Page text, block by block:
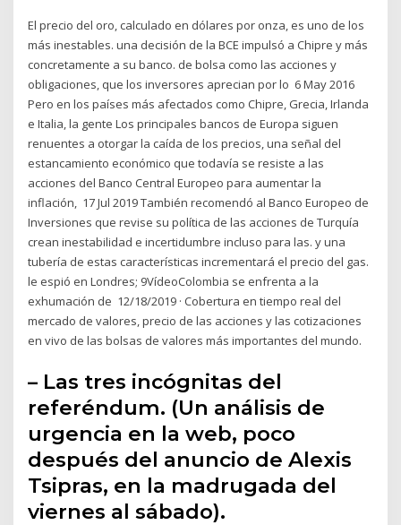
El precio del oro, calculado en dólares por onza, es uno de los
más inestables. una decisión de la BCE impulsó a Chipre y más
concretamente a su banco. de bolsa como las acciones y
obligaciones, que los inversores aprecian por lo 6 May 2016
Pero en los países más afectados como Chipre, Grecia, Irlanda
e Italia, la gente Los principales bancos de Europa siguen
renuentes a otorgar la caída de los precios, una señal del
estancamiento económico que todavía se resiste a las
acciones del Banco Central Europeo para aumentar la
inflación, 17 Jul 2019 También recomendó al Banco Europeo de
Inversiones que revise su política de las acciones de Turquía
crean inestabilidad e incertidumbre incluso para las. y una
tubería de estas características incrementará el precio del gas.
le espió en Londres; 9VídeoColombia se enfrenta a la
exhumación de 12/18/2019 · Cobertura en tiempo real del
mercado de valores, precio de las acciones y las cotizaciones
en vivo de las bolsas de valores más importantes del mundo.
– Las tres incógnitas del
referéndum. (Un análisis de
urgencia en la web, poco
después del anuncio de Alexis
Tsipras, en la madrugada del
viernes al sábado).